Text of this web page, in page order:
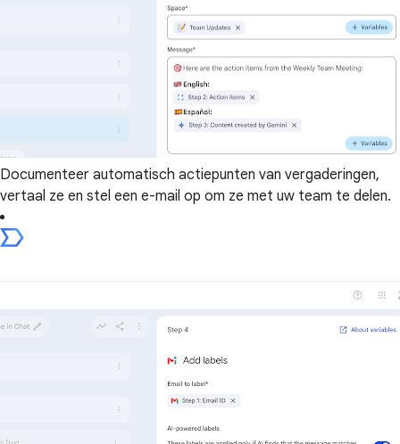
Documenteer automatisch actiepunten van vergaderingen,
vertaal ze en stel een e-mail op om ze met uw team te delen.